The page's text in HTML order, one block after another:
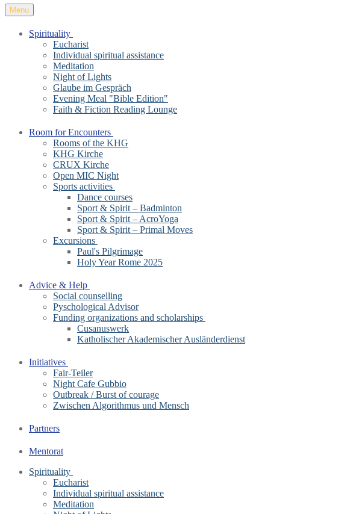
Menu
Spirituality
Eucharist
Individual spiritual assistance
Meditation
Night of Lights
Glaube im Gespräch
Evening Meal "Bible Edition"
Faith & Fiction Reading Lounge
Room for Encounters
Rooms of the KHG
KHG Kirche
CRUX Kirche
Open MIC Night
Sports activities
Dance courses
Sport & Spirit – Badminton
Sport & Spirit – AcroYoga
Sport & Spirit – Primal Moves
Excursions
Paul's Pilgrimage
Holy Year Rome 2025
Advice & Help
Social counselling
Pyschological Advisor
Funding organizations and scholarships
Cusanuswerk
Katholischer Akademischer Ausländerdienst
Initiatives
Fair-Teiler
Night Cafe Gubbio
Outbreak / Burst of courage
Zwischen Algorithmus und Mensch
Partners
Mentorat
Spirituality
Eucharist
Individual spiritual assistance
Meditation